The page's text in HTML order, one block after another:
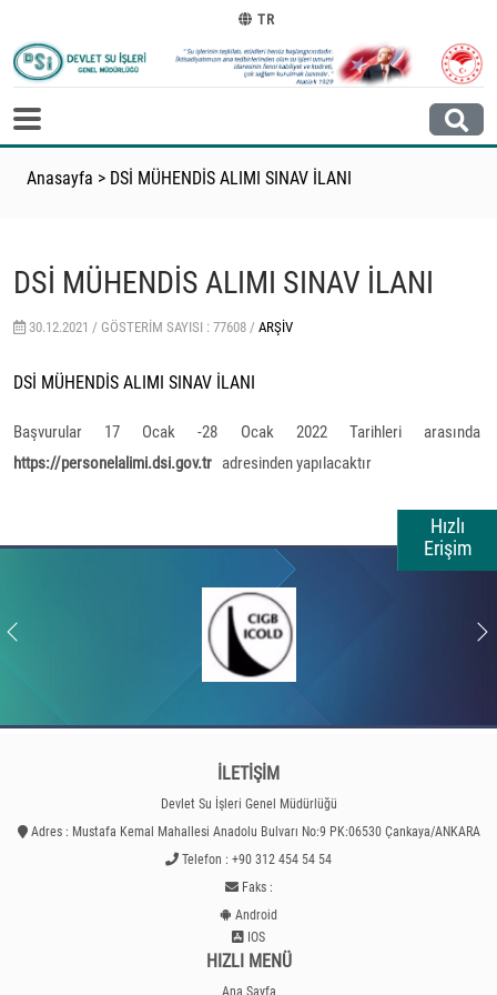
Hızlı
Erişim
TR
Anasayfa > DSİ MÜHENDİS ALIMI SINAV İLANI
DSİ MÜHENDİS ALIMI SINAV İLANI
30.12.2021 / GÖSTERIM SAYISI : 77608 / ARŞIV
DSİ MÜHENDİS ALIMI SINAV İLANI
Başvurular 17 Ocak -28 Ocak 2022 Tarihleri arasında
https://personelalimi.dsi.gov.tr adresinden yapılacaktır
İLETİŞİM
Devlet Su İşleri Genel Müdürlüğü
Adres : Mustafa Kemal Mahallesi Anadolu Bulvarı No:9 PK:06530 Çankaya/ANKARA
Telefon : +90 312 454 54 54
Faks :
Android
IOS
HIZLI MENÜ